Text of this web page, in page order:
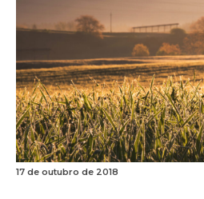
17 de outubro de 2018